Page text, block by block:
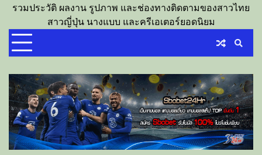
รวมประวัติ ผลงาน รูปภาพ และช่องทางติดตามของสาวไทย
สาวญี่ปุ่น นางแบบ และครีเอเตอร์ยอดนิยม